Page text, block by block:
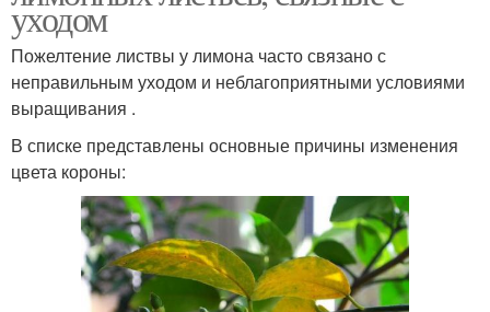
уходом
Пожелтение листвы у лимона часто связано с
неправильным уходом и неблагоприятными условиями
выращивания .
В списке представлены основные причины изменения
цвета короны: